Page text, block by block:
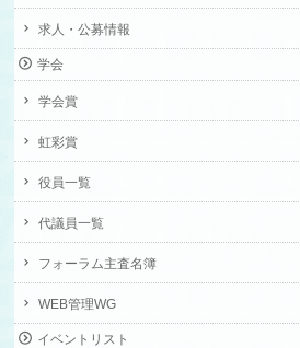
求人・公募情報
学会
学会賞
虹彩賞
役員一覧
代議員一覧
フォーラム主査名簿
WEB管理WG
イベントリスト